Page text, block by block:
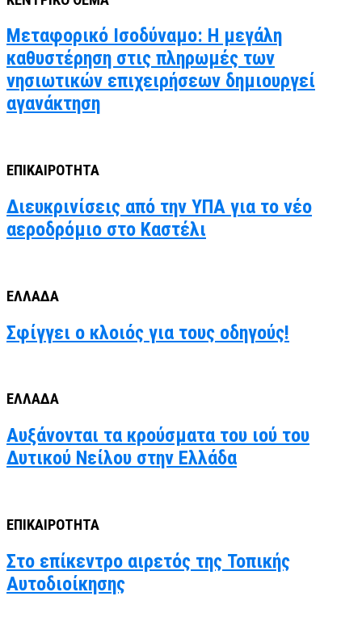
Μεταφορικό Ισοδύναμο: Η μεγάλη
καθυστέρηση στις πληρωμές των
νησιωτικών επιχειρήσεων δημιουργεί
αγανάκτηση
ΕΠΙΚΑΙΡΟΤΗΤΑ
Διευκρινίσεις από την ΥΠΑ για το νέο
αεροδρόμιο στο Καστέλι
ΕΛΛΑΔΑ
Σφίγγει ο κλοιός για τους οδηγούς!
ΕΛΛΑΔΑ
Αυξάνονται τα κρούσματα του ιού του
Δυτικού Νείλου στην Ελλάδα
ΕΠΙΚΑΙΡΟΤΗΤΑ
Στο επίκεντρο αιρετός της Τοπικής
Αυτοδιοίκησης